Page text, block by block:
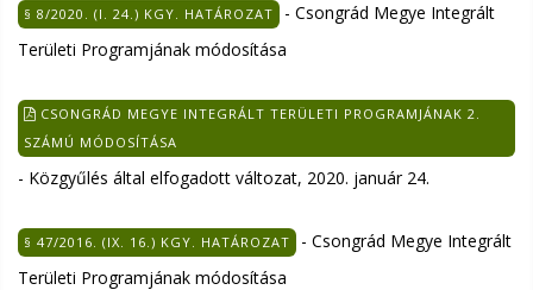
§ 8/2020. (I. 24.) KGY. HATÁROZAT
- Csongrád Megye Integrált
Területi Programjának módosítása
CSONGRÁD MEGYE INTEGRÁLT TERÜLETI PROGRAMJÁNAK 2.
SZÁMÚ MÓDOSÍTÁSA
- Közgyűlés által elfogadott változat, 2020. január 24.
§ 47/2016. (IX. 16.) KGY. HATÁROZAT
- Csongrád Megye Integrált
Területi Programjának módosítása